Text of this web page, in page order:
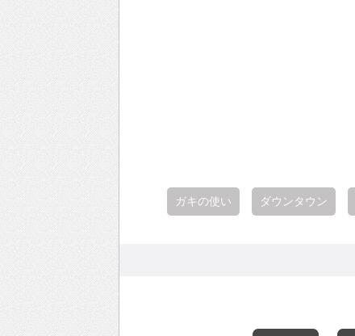
ガキの使い ダウンタウン